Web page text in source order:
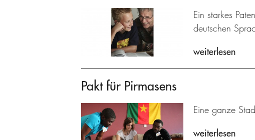
Ein starkes
deutschen
weiterlesen
Pakt für Pirmasens
Eine ganze
weiterlesen